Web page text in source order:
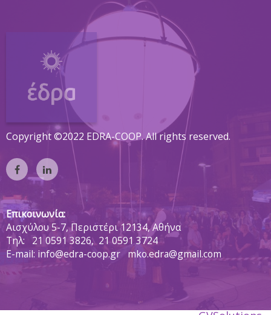
Copyright ©2022 EDRA-COOP. All rights reserved.
Επικοινωνία:
Αισχύλου 5-7, Περιστέρι 12134, Αθήνα
Tηλ:
21 0591 3826, 21 0591 3724
E-mail: info@edra-coop.gr mko.edra@gmail.com